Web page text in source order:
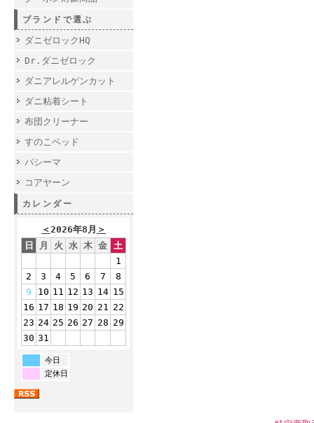
ブランドで選ぶ
ダニゼロックHQ
Dr.ダニゼロック
ダニアレルゲンカット
ダニ粘着シート
布団クリーナー
すのこベッド
パシーマ
コアヤーン
カレンダー
＜2026年8月 ＞
日
月 火 水 木 金 土
1
2
3 4 5 6 7
8
9
10 11 12 13 14 15
16 17 18 19 20 21 22
23 24 25 26 27 28 29
30 31
今日
定休日